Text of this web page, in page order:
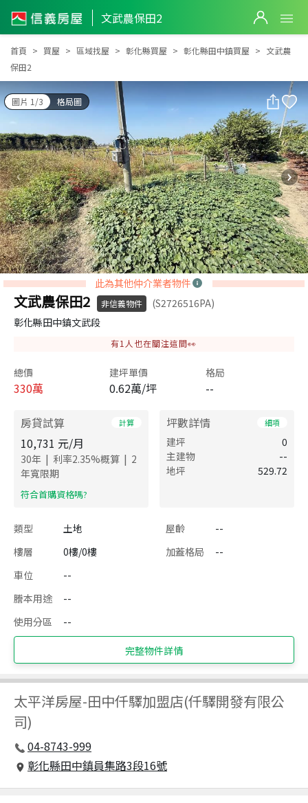
文武農保田2
文武農保田2
首頁 買屋 區域找屋 彰化縣買屋 彰化縣田中鎮買屋
文武農
保田2
圖片 1/3 格局圖
此為其他仲介業者物件
文武農保田2 非信義物件
(S2726516PA)
彰化縣田中鎮文武段
有1 人也在關注這間👀
總價
330萬
建坪單價
0.62萬/坪
格局
--
房貸試算 計算
10,731 元/月
30年 | 利率2.35%概算 | 2
年寬限期
​符合首購資格嗎?
坪數詳情 細項
建坪
0
主建物
--
地坪
529.72
類型 土地 屋齡
--
樓層
0樓/0樓 加蓋格局
--
車位
--
謄本用途
--
使用分區
--
完整物件詳情
太平洋房屋-田中仟驛加盟店(仟驛開發有限公
司)
04-8743-999
彰化縣田中鎮員集路3段16號